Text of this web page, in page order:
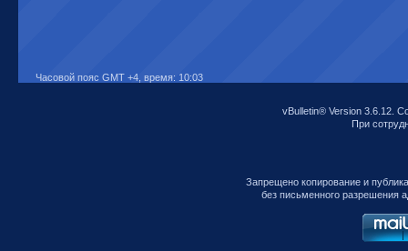
Часовой пояс GMT +4, время: 10:03
vBulletin® Version 3.6.12.
При
Запрещено копирование и
без письменного разрешения